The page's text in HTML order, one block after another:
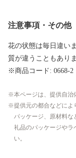
注意事項・その他
花の状態は毎日違い
質が違うこともありま
※商品コード: 0668-2
本ページは、提供自治
提供元の都合などによ
パッケージ、原材料な
礼品のパッケージやラ
い。